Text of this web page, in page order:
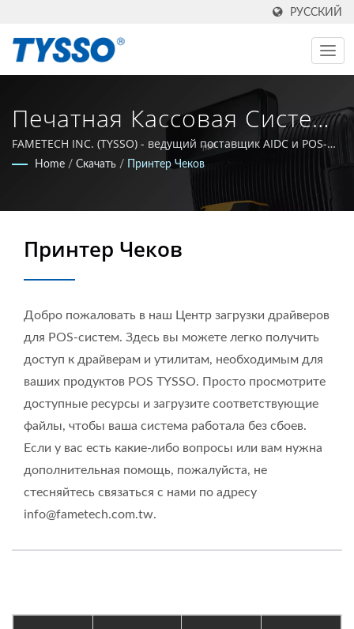
РУССКИЙ
Печатная Кассовая Система
| Производитель AIDC И
Тайваня С 1981 Года |
FAMETECH INC
FAMETECH INC. (TYSSO) - ведущий поставщик AIDC и POS-
решений. Компания, являющаяся сертифицированным
развивается на основе сильного научно-
стремится оставаться на передовой в сфере технологий
Auto-ID и POS.
Home / Скачать / Принтер Чеков
Принтер Чеков
Добро пожаловать в наш Центр загрузки драйверов
для POS-систем. Здесь вы можете легко получить
доступ к драйверам и утилитам, необходимым для
ваших продуктов POS TYSSO. Просто просмотрите
доступные ресурсы и загрузите соответствующие
файлы, чтобы ваша система работала без сбоев.
Если у вас есть какие-либо вопросы или вам нужна
дополнительная помощь, пожалуйста, не
стесняйтесь связаться с нами по адресу
info@fametech.com.tw.